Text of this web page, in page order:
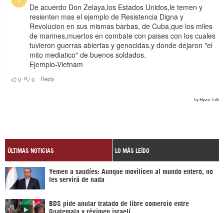
ÚLTIMAS NOTICIAS LO MÁS LEÍDO
Yemen a saudíes: Aunque movilicen al mundo entero, no
les servirá de nada
BDS pide anular tratado de libre comercio entre
Guatemala y régimen israelí